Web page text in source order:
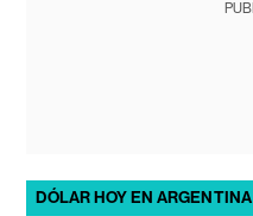
DÓLAR HOY EN ARGENTINA